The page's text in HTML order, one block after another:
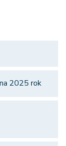
2025 rok